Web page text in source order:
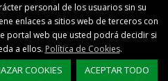
personal de los usuarios sin su
enlaces a sitios web de terceros con
portal web que usted podrá decidir si
a ellos. Política de Cookies.
COOKIES ACEPTAR TODO